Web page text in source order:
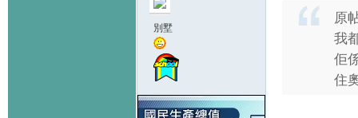
別墅
原
我
佢
住